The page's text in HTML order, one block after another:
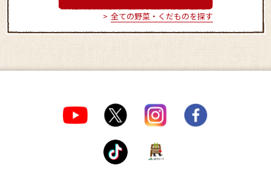
全ての野菜・くだものを探す